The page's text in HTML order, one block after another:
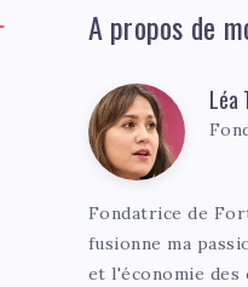
A propos de
Léa
Tinger
Léa
Fondatrice de
fusionne ma
et l'économie des